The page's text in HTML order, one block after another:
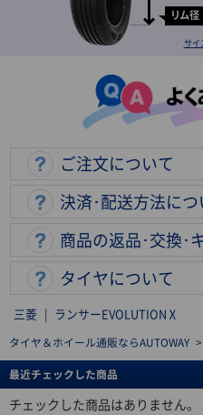
リム径
サイ
ご注文について
決済･配送方法につ
商品の返品･交換･
タイヤについて
三菱 | ランサーEVOLUTIONⅩ
タイヤ＆ホイール通販ならAUTOWAY >
最近チェックした商品
チェックした商品はありません。